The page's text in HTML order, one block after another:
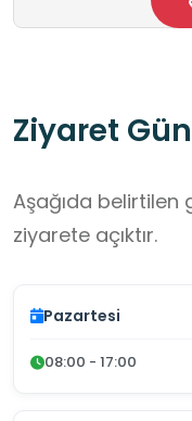
faaliyetleriyle okul
katkı sunmaktadır.
Ziyaret
Aşağıda belirtilen
ziyarete açıktır.
Pazartesi
08:00 - 17:00